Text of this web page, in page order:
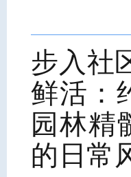
步入社
鲜活：
园林精
的日常